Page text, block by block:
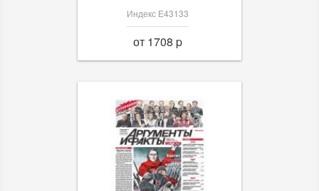
Индекс Е43133
от 1708 p